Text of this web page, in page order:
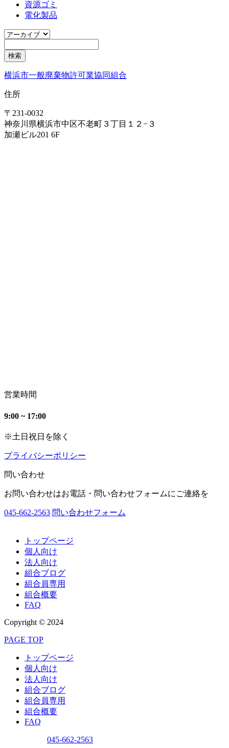
資源ゴミ
電化製品
横浜市一般廃棄物許可業協同組合
住所
〒231-0032
神奈川県横浜市中区不老町３丁目１２−３
加瀬ビル201 6F
営業時間
9:00 ~ 17:00
※土日祝日を除く
プライバシーポリシー
問い合わせ
お問い合わせはお電話・問い合わせフォームにご連絡を
045-662-2563 問い合わせフォーム
トップページ
個人向け
法人向け
組合ブログ
組合員専用
組合概要
FAQ
Copyright © 2024
PAGE TOP
トップページ
個人向け
法人向け
組合ブログ
組合員専用
組合概要
FAQ
045-662-2563